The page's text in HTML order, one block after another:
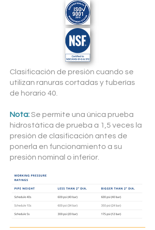
Clasificación de presión cuando se
utilizan ranuras cortadas y tuberías
de horario 40.
Nota:Se permite una única prueba
hidrostática de prueba a 1,5 veces la
presión de clasificación antes de
ponerla en funcionamiento a su
presión nominal o inferior.